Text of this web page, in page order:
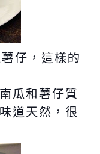
仔，這樣的
瓜和薯仔質
道天然，很